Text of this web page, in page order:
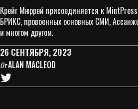
Крейг Мюррей присоединяется к
БРИКС, провоенных основных СМИ,
и многом другом.
26 СЕНТЯБРЯ, 2023
ОтALAN MACLEOD